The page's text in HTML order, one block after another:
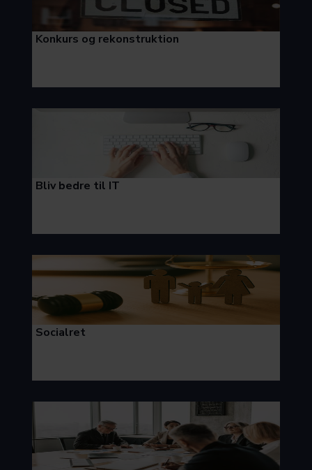
Konkurs og rekonstruktion
Bliv bedre til IT
Socialret